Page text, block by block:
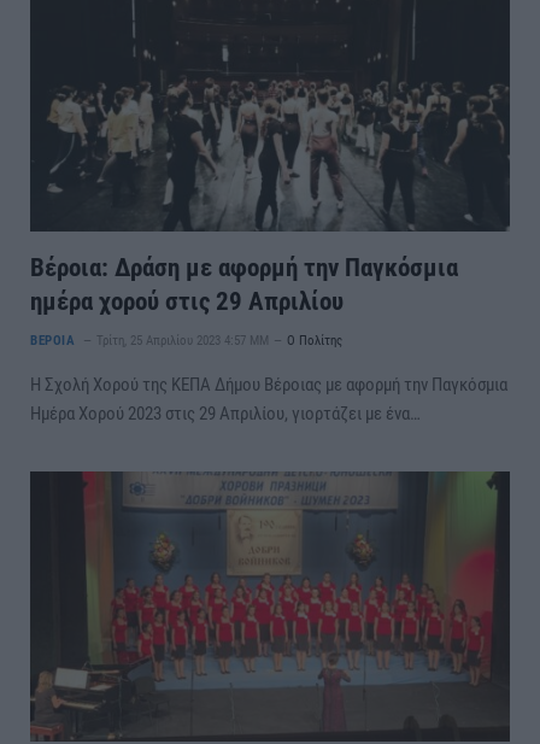
Βέροια: Δράση με αφορμή την Παγκόσμια
ημέρα χορού στις 29 Απριλίου
ΒΕΡΟΙΑ Τρίτη, 25 Απριλίου 2023 4:57 ΜΜ Ο Πολίτης
Η Σχολή Χορού της ΚΕΠΑ Δήμου Βέροιας με αφορμή την Παγκόσμια
Ημέρα Χορού 2023 στις 29 Απριλίου, γιορτάζει με ένα…